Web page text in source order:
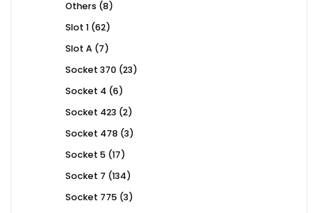
Others 88
Slot 1 6262
Slot A 77
Socket 370 2323
Socket 4 66
Socket 423 22
Socket 478 33
Socket 5 1717
Socket 7 134134
Socket 775 33